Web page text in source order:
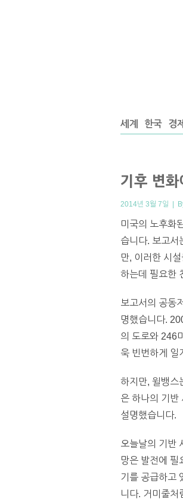
세계 한국 경제
기후 변
2014년 3월 7일 |
미국의 노후화
습니다. 보고서
만, 이러한 시
하는데 필요한
보고서의 공동
명했습니다.
의 도로와 246
욱 빈번하게 일
하지만, 윌뱅스
은 하나의 기반
설명했습니다.
오늘날의 기반
망은 발전에 필
기를 공급하고
니다. 거미줄처